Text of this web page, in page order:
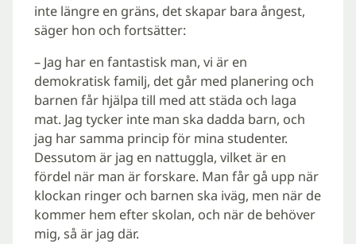
inte längre en gräns, det skapar bara ångest,
säger hon och fortsätter:
– Jag har en fantastisk man, vi är en
demokratisk familj, det går med planering och
barnen får hjälpa till med att städa och laga
mat. Jag tycker inte man ska dadda barn, och
jag har samma princip för mina studenter.
Dessutom är jag en nattuggla, vilket är en
fördel när man är forskare. Man får gå upp när
klockan ringer och barnen ska iväg, men när de
kommer hem efter skolan, och när de behöver
mig, så är jag där.